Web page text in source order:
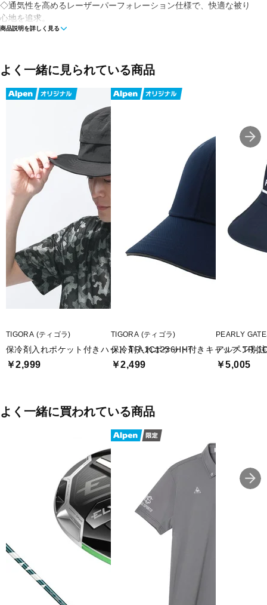
◇通気性を高めるレーザーパーフォレーション仕様で、快適な被り
心地を追求。
◇スウェットバンドには抗菌効果のある「MICROERA(マイクロエ
■カラー(メーカー表記)：ホワイト(ホワイト：ホワイト)
■サイズ：
F(フリー)：頭周り/56.8-60.6cm
■生産国：中国
■2026春夏モデル
■メーカー型番：14747275
商品説明を詳しく見る
よく一緒に見られている商品
TIGORA (ティゴラ)
保冷剤入れポケット付きハット TR-1C1236HHT
￥2,999
TIGORA (ティゴラ)
保冷剤入れポケット付きキャップ TR-
￥2,499
PEARLY
アルペン別
￥5,005
よく一緒に買われている商品